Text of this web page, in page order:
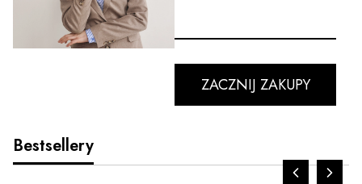
ZACZNIJ ZAKUPY
Bestsellery